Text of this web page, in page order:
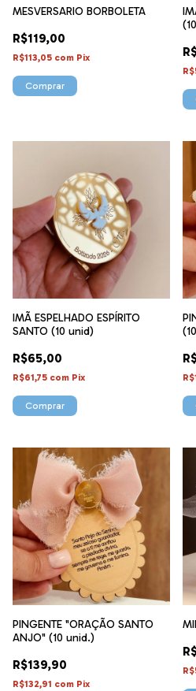
MESVERSARIO BORBOLETA
R$119,00
R$113,05 com Pix
IMÃ ESPELHADO ESPÍRITO
SANTO (10 unid)
R$65,00
R$61,75 com Pix
PINGENTE "ORAÇÃO SANTO
ANJO" (10 unid.)
R$139,90
R$132,91 com Pix